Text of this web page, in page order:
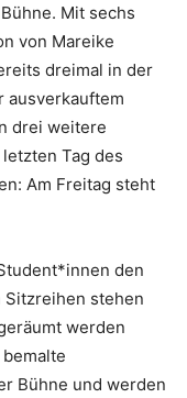
Mit sechs
von Mareike
dreimal in der
ausverkauftem
drei weitere
Tag des
Am Freitag steht
den
Sitzreihen stehen
werden
Bühne und werden